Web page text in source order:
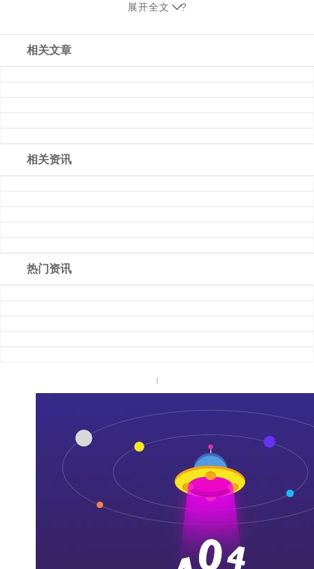
展开全文 ?
相关文章
相关资讯
热门资讯
l